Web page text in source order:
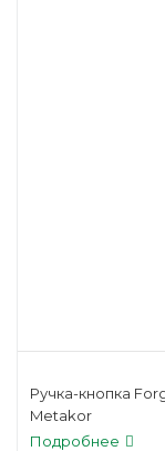
Ручка-кнопка
Metakor
Подробнее